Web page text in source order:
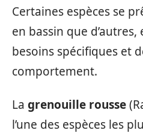
Certaines espèces se
en bassin que
besoins spécifiques et
comportement.
La grenouille rousse
l’une des espèces les